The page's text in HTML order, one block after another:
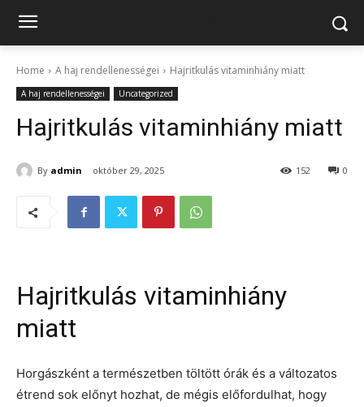
Home A haj rendellenességei Hajritkulás vitaminhiány miatt
A haj rendellenességei Uncategorized
Hajritkulás vitaminhiány miatt
By admin október 29, 2025 0
152
Hajritkulás vitaminhiány
miatt
Horgászként a természetben töltött órák és a változatos
étrend sok előnyt hozhat, de mégis előfordulhat, hogy